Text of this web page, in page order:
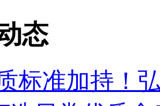
态
标准加持！